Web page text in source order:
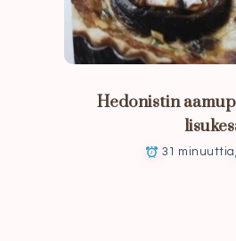
Hedonistin
31 minuuttia